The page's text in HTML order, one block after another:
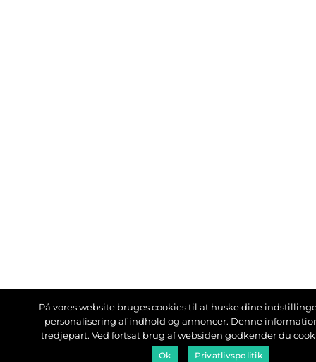
På vores website bruges cookies til at huske dine
personalisering af indhold og annoncer. Denne
tredjepart. Ved fortsat brug af websiden godkender du
Ok Privatlivspolitik